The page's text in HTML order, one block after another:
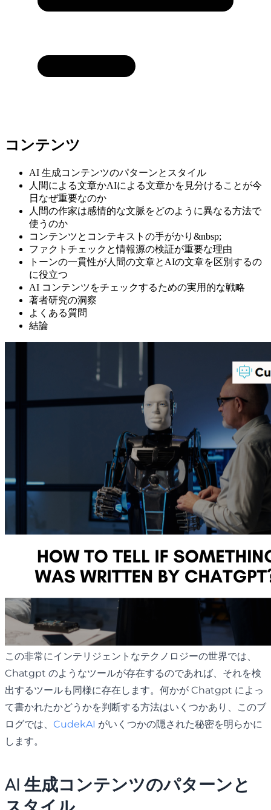
コンテンツ
AI 生成コンテンツのパターンとスタイル
人間による文章かAIによる文章かを見分けることが今
日なぜ重要なのか
人間の作家は感情的な文脈をどのように異なる方法で
使うのか
コンテンツとコンテキストの手がかり&nbsp;
ファクトチェックと情報源の検証が重要な理由
トーンの一貫性が人間の文章とAIの文章を区別するの
に役立つ
AI コンテンツをチェックするための実用的な戦略
著者研究の洞察
よくある質問
結論
この非常にインテリジェントなテクノロジーの世界では、
Chatgpt のようなツールが存在するのであれば、それを検
出するツールも同様に存在します。何かが Chatgpt によっ
て書かれたかどうかを判断する方法はいくつかあり、このブ
ログでは、 CudekAI がいくつかの隠された秘密を明らかに
します。
AI 生成コンテンツのパターンと